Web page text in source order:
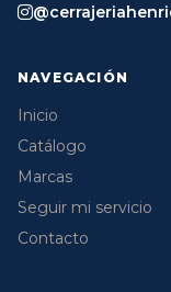
NAVEGACIÓN
Inicio
Catálogo
Marcas
Seguir mi servicio
Contacto